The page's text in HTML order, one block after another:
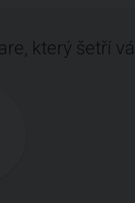
který šetří